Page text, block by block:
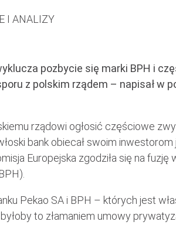
I ANALIZY
pozbycie się marki BPH i
z polskim rządem – napisał w
rządowi ogłosić częściowe
bank obiecał swoim
Europejska zgodziła się na fuzję
Pekao SA i BPH – których jest
to złamaniem umowy